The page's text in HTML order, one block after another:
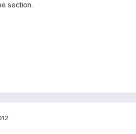
section.